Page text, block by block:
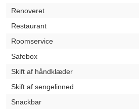
Renoveret
Restaurant
Roomservice
Safebox
Skift af håndklæder
Skift af sengelinned
Snackbar